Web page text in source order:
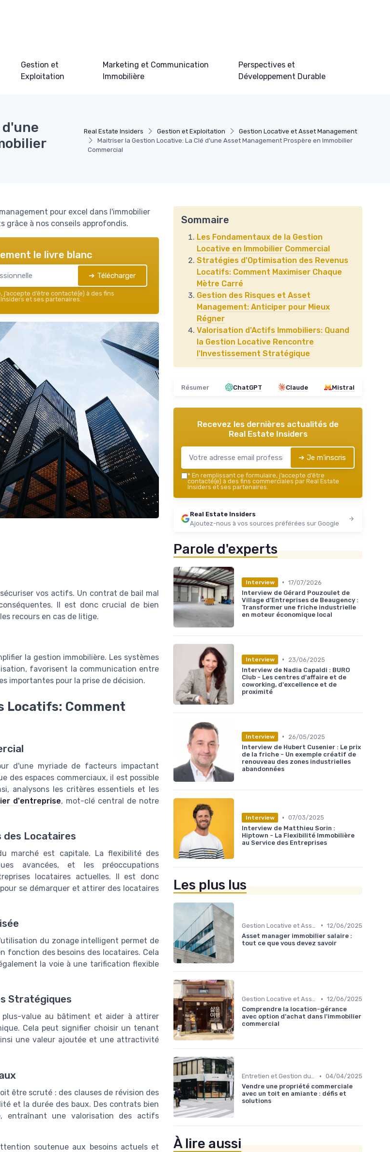
Gestion et
Exploitation
Marketing et Communication
Immobilière
Perspectives et
Développement Durable
Real Estate Insiders Gestion et Exploitation
Gestion Locative et Asset Management
Maitriser la Gestion Locative: La Clé d'une Asset Management Prospère en Immobilier
Commercial
pour excel dans l'immobilier
grâce à nos conseils approfondis.
le livre blanc
➔ Télécharger
d’être contacté(e) à des fins
et ses partenaires.
vos actifs. Un contrat de bail mal
Il est donc crucial de bien
recours en cas de litige.
la gestion immobilière. Les systèmes
favorisent la communication entre
importantes pour la prise de décision.
Locatifs: Comment
d'une myriade de facteurs impactant
espaces commerciaux, il est possible
analysons les critères essentiels et les
d'entreprise, mot-clé central de notre
des Locataires
marché est capitale. La flexibilité des
avancées, et les préoccupations
locataires actuelles. Il est donc
se démarquer et attirer des locataires
du zonage intelligent permet de
fonction des besoins des locataires. Cela
la voie à une tarification flexible
Stratégiques
plus-value au bâtiment et aider à attirer
Cela peut signifier choisir un tenant
une valeur ajoutée et une attractivité
être scruté : des clauses de révision des
et la durée des baux. Des contrats bien
entraînant une valorisation des actifs
soutenue aux besoins actuels et
Sommaire
Les Fondamentaux de la Gestion
Locative en Immobilier Commercial
Stratégies d'Optimisation des Revenus
Locatifs: Comment Maximiser Chaque
Mètre Carré
Gestion des Risques et Asset
Management: Anticiper pour Mieux
Régner
Valorisation d'Actifs Immobiliers: Quand
la Gestion Locative Rencontre
l'Investissement Stratégique
Résumer ChatGPT Claude Mistral
Recevez les dernières actualités de
Real Estate Insiders
➔ Je m'inscris
* En remplissant ce formulaire, j’accepte d’être
contacté(e) à des fins commerciales par Real Estate
Insiders et ses partenaires.
Real Estate Insiders
Ajoutez-nous à vos sources préférées sur Google
Parole d'experts
Interview • 17/07/2026
Interview de Gérard Pouzoulet de
Village d’Entreprises de Beaugency :
Transformer une friche industrielle
en moteur économique local
Interview •
23/06/2025
Interview de Nadia Capaldi : BURO
Club - Les centres d'affaire et de
coworking, d'excellence et de
proximité
Interview •
26/05/2025
Interview de Hubert Cusenier : Le prix
de la friche - Un exemple créatif de
renouveau des zones industrielles
abandonnées
Interview • 07/03/2025
Interview de Matthieu Sorin :
Hiptown - La Flexibilité Immobilière
au Service des Entreprises
Les plus lus
• 12/06/2025
Asset manager immobilier salaire :
tout ce que vous devez savoir
Gestion Locative et Asset Management • 12/06/2025
Comprendre la location-gérance
avec option d'achat dans l'immobilier
commercial
Entretien et Gestion du Risque Immobilier • 04/04/2025
Vendre une propriété commerciale
avec un toit en amiante : défis et
solutions
À lire aussi